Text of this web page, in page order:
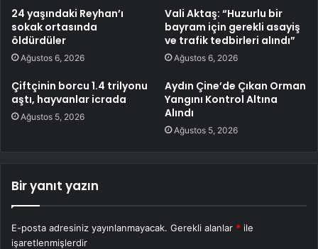
24 yaşındaki Reyhan’ı
sokak ortasında
öldürdüler
Ağustos 6, 2026
Vali Aktaş: “Huzurlu bir
bayram için gerekli asayiş
ve trafik tedbirleri alındı”
Ağustos 6, 2026
Çiftçinin borcu 1.4 trilyonu
aştı, hayvanlar icrada
Ağustos 5, 2026
Aydın Çine’de Çıkan Orman
Yangını Kontrol Altına
Alındı
Ağustos 5, 2026
Bir yanıt yazın
E-posta adresiniz yayınlanmayacak. Gerekli alanlar * ile
işaretlenmişlerdir